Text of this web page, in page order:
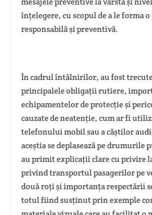
înțelegere, cu scopul de a le forma
responsabilă și preventivă.
În cadrul întâlnirilor, au fost
principalele obligații rutiere,
echipamentelor de protecție și
cauzate de neatenție, cum ar fi
telefonului mobil sau a căștilor
aceștia se deplasează pe drumurile
au primit explicații clare cu privire
privind transportul pasagerilor pe
două roți și importanța respectării
totul fiind susținut prin exemple